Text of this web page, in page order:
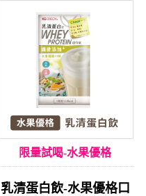
限量試喝-水果優格
乳清蛋白飲-水果優格口